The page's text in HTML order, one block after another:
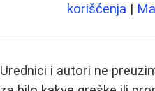
korišćenja |
Urednici i autori ne